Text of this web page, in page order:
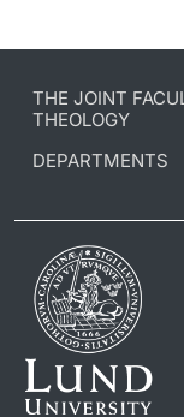
THE JOINT
THEOLOGY
DEPARTMENTS